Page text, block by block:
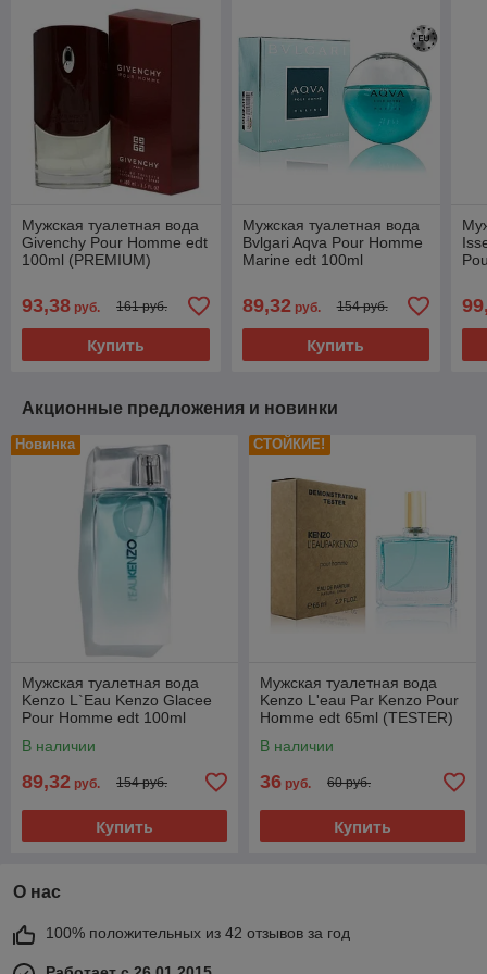
Мужская туалетная вода
Givenchy Pour Homme edt
100ml (PREMIUM)
93,38 руб. 161 руб.
Купить
Мужская туалетная вода
Bvlgari Aqva Pour Homme
Marine edt 100ml
89,32руб. 154 руб.
Купить
Акционные предложения и новинки
Новинка
Мужская туалетная вода
Kenzo L`Eau Kenzo Glacee
Pour Homme edt 100ml
В наличии
89,32 руб. 154 руб.
Купить
СТОЙКИЕ!
Мужская туалетная вода
Kenzo L'eau Par Kenzo Pour
Homme edt 65ml (TESTER)
В наличии
36 руб. 60 руб.
Купить
О нас
100% положительных из 42 отзывов за год